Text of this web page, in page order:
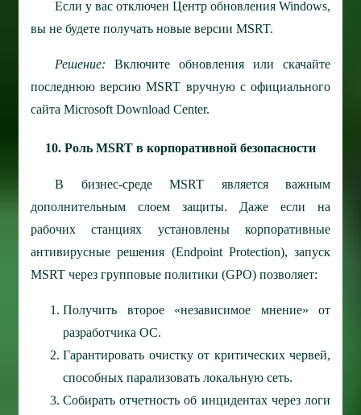
Если у вас отключен Центр обновления Windows,
вы не будете получать новые версии MSRT.
Решение: Включите обновления или скачайте
последнюю версию MSRT вручную с официального
сайта Microsoft Download Center.
10. Роль MSRT в корпоративной безопасности
В бизнес-среде MSRT является важным
дополнительным слоем защиты. Даже если на
рабочих станциях установлены корпоративные
антивирусные решения (Endpoint Protection), запуск
MSRT через групповые политики (GPO) позволяет:
Получить второе «независимое мнение» от
разработчика ОС.
Гарантировать очистку от критических червей,
способных парализовать локальную сеть.
Собирать отчетность об инцидентах через логи